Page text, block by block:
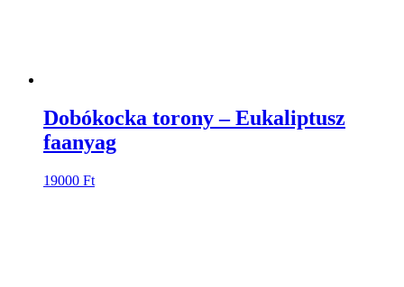
Dobókocka torony – Eukaliptusz
faanyag
19000 Ft